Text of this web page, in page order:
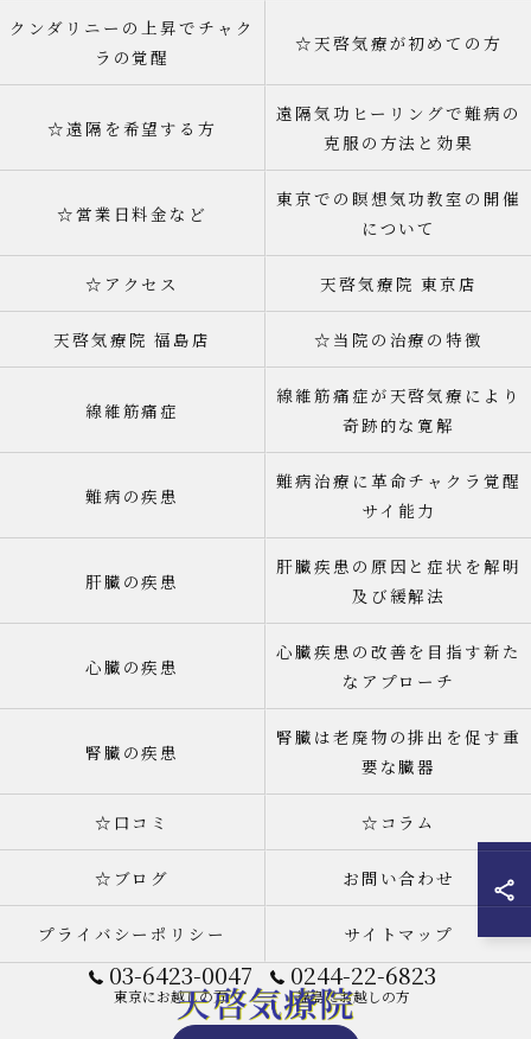
03-6423-0047
東京にお越しの方
0244-22-6823
福島にお越しの方
クンダリニーの上昇でチャク
ラの覚醒
☆天啓気療が初めての方
☆遠隔を希望する方
遠隔気功ヒーリングで難病の
克服の方法と効果
☆営業日料金など
東京での瞑想気功教室の開催
について
☆アクセス 天啓気療院 東京店
天啓気療院 福島店 ☆当院の治療の特徴
線維筋痛症
線維筋痛症が天啓気療により
奇跡的な寛解
難病の疾患
難病治療に革命チャクラ覚醒
サイ能力
肝臓の疾患
肝臓疾患の原因と症状を解明
及び緩解法
心臓の疾患
心臓疾患の改善を目指す新た
なアプローチ
腎臓の疾患
腎臓は老廃物の排出を促す重
要な臓器
☆口コミ ☆コラム
☆ブログ お問い合わせ
プライバシーポリシー サイトマップ